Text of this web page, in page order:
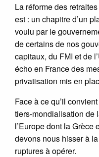
La réforme des
est : un chapitre d’un
voulu par le
de certains de nos
capitaux, du FMI et de
écho en France des
privatisation mis en
Face à ce qu’il
tiers-mondialisation de
l’Europe dont la
devons nous hisser à
ruptures à opérer.